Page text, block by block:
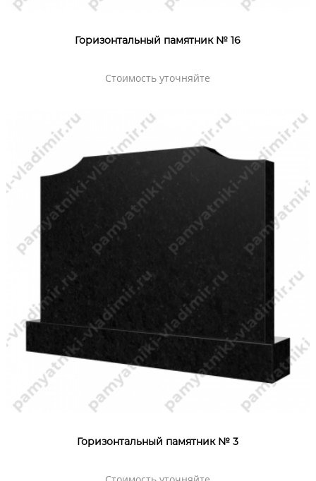
Горизонтальный памятник № 16
Стоимость уточняйте
Горизонтальный памятник № 3